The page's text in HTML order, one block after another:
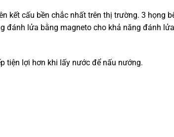
kết cấu bền chắc nhất trên thị trường. 3 họng
đánh lửa bằng magneto cho khả năng đánh
tiện lợi hơn khi lấy nước để nấu nướng.